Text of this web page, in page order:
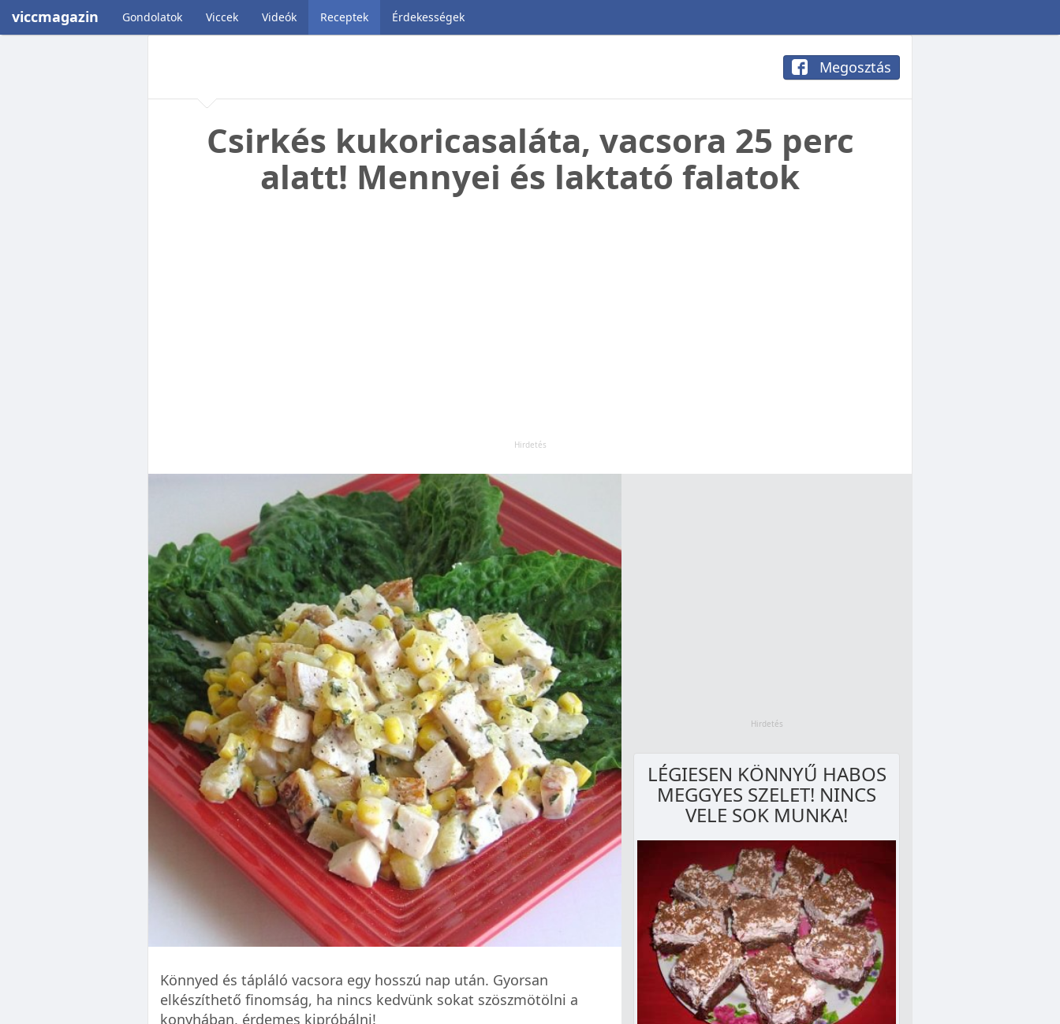
viccmagazin Gondolatok Viccek Videók Receptek Érdekességek
Megosztás
Csirkés kukoricasaláta, vacsora 25 perc
alatt! Mennyei és laktató falatok
Könnyed és tápláló vacsora egy hosszú nap után. Gyorsan
elkészíthető finomság, ha nincs kedvünk sokat szöszmötölni a
konyhában, érdemes kipróbálni!
LÉGIESEN KÖNNYŰ HABOS
MEGGYES SZELET! NINCS
VELE SOK MUNKA!